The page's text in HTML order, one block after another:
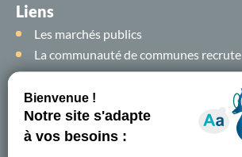
Liens
Les marchés publics
La communauté de communes recrute
Suivez-nous sur
les
réseaux sociaux !